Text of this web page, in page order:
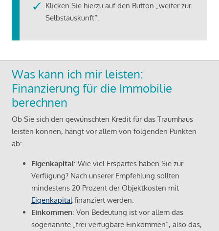
Klicken Sie hierzu auf den Button „weiter zur
Selbstauskunft“.
Was kann ich mir leisten:
Finanzierung für die Immobilie
berechnen
Ob Sie sich den gewünschten Kredit für das Traumhaus
leisten können, hängt vor allem von folgenden Punkten
ab:
Eigenkapital: Wie viel Erspartes haben Sie zur
Verfügung? Nach unserer Empfehlung sollten
mindestens 20 Prozent der Objektkosten mit
Eigenkapital finanziert werden.
Einkommen: Von Bedeutung ist vor allem das
sogenannte „frei verfügbare Einkommen“, also das,